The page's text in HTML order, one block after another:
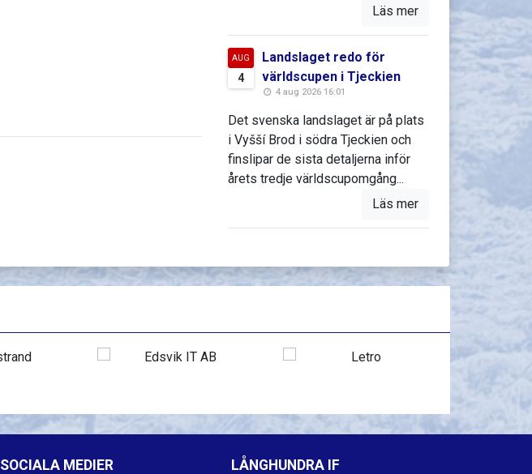
Läs mer
AUG
4
Landslaget redo för
världscupen i Tjeckien
4 aug 2026 16:01
Det svenska landslaget är på plats
i Vyšší Brod i södra Tjeckien och
finslipar de sista detaljerna inför
årets tredje världscupomgång...
Läs mer
SOCIALA MEDIER LÅNGHUNDRA IF